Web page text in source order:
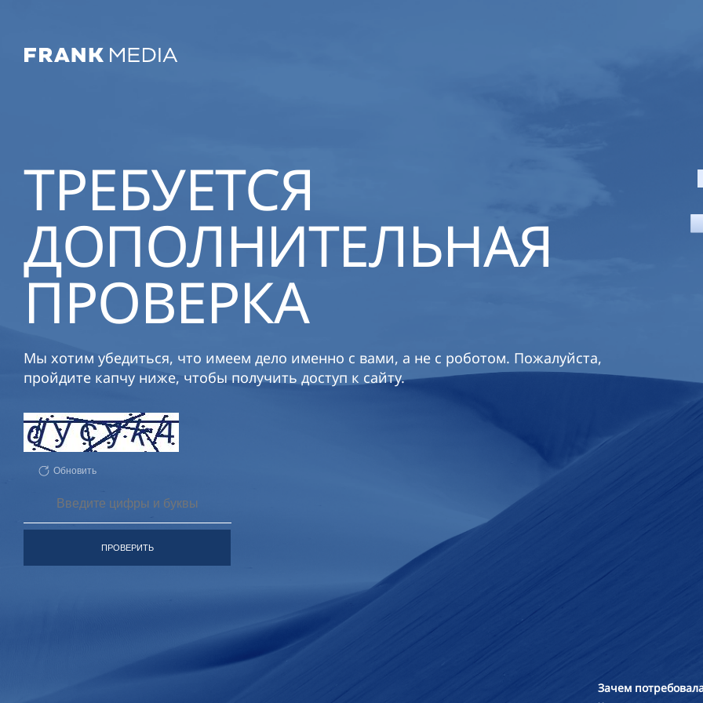
ТРЕБУЕТСЯ
ДОПОЛНИТЕЛЬНАЯ
ПРОВЕРКА
Мы хотим убедиться, что имеем дело именно с вами, а не с роботом. Пожалуйста,
пройдите капчу ниже, чтобы получить доступ к сайту.
Обновить
ПРОВЕРИТЬ
Зачем